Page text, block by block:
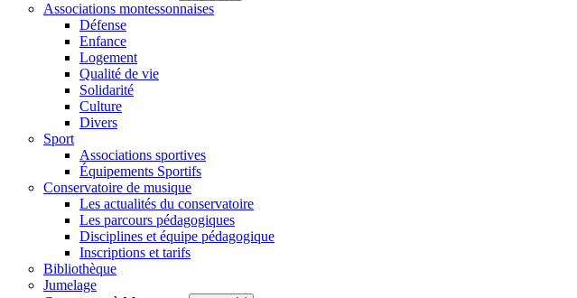
Associations montessonnaises
Défense
Enfance
Logement
Qualité de vie
Solidarité
Culture
Divers
Sport
Associations sportives
Équipements Sportifs
Conservatoire de musique
Les actualités du conservatoire
Les parcours pédagogiques
Disciplines et équipe pédagogique
Inscriptions et tarifs
Bibliothèque
Jumelage